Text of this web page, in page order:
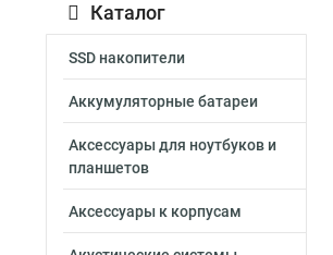
Каталог
SSD накопители
Аккумуляторные батареи
Аксессуары для ноутбуков и
планшетов
Аксессуары к корпусам